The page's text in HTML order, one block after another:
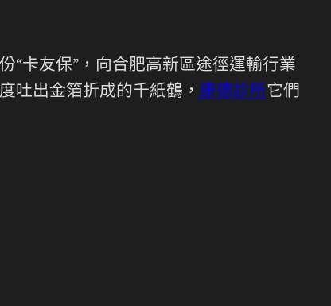
“卡友保”，向合肥高新區途徑運輸行業
吐出金箔折成的千紙鶴， 康德診所它們